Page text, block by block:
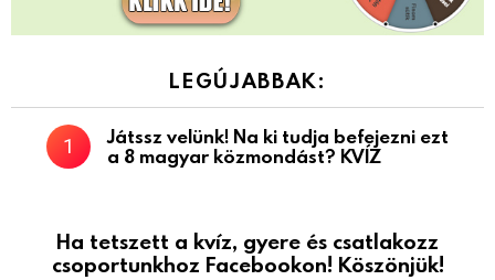
LEGÚJABBAK:
Játssz velünk! Na ki tudja befejezni ezt
a 8 magyar közmondást? KVÍZ
Ha tetszett a kvíz, gyere és csatlakozz
csoportunkhoz Facebookon! Köszönjük!